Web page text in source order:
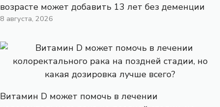
возрасте может добавить 13 лет без деменции
8 августа, 2026
Витамин D может помочь в лечении